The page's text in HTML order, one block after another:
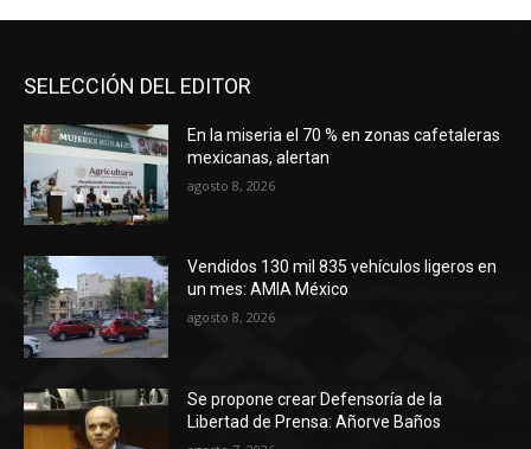
SELECCIÓN DEL EDITOR
En la miseria el 70 % en zonas cafetaleras
mexicanas, alertan
agosto 8, 2026
Vendidos 130 mil 835 vehículos ligeros en
un mes: AMIA México
agosto 8, 2026
Se propone crear Defensoría de la
Libertad de Prensa: Añorve Baños